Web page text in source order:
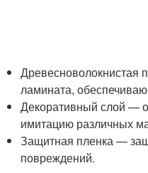
Древесноволокнистая
ламината,
Декоративный слой —
имитацию различных
Защитная пленка —
повреждений.